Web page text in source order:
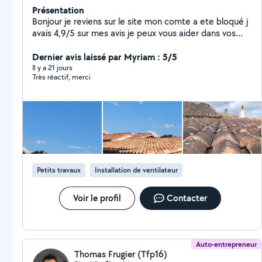
Présentation
Bonjour je reviens sur le site mon comte a ete bloqué j
avais 4,9/5 sur mes avis je peux vous aider dans vos
intérieur je pose les cuisine placo peinture tapisserie
etc.... montage de meuble et pose ayant travailler a
conforama pose de lustre ou ventilateur pose clim et je
cloture terassement ayant une mini pelle évacuation
dechetterie pose mur en parpaing enduit pose pierre
cabanon ect............si vous avez besoin d un conseil n
hésitez pas cdlt
Dernier avis laissé par Myriam : 5/5
Il y a 21 jours
Très réactif, merci
Petits travaux Installation de ventilateur
Voir le profil Contacter
Auto-entrepreneur
Thomas Frugier (Tfp16)